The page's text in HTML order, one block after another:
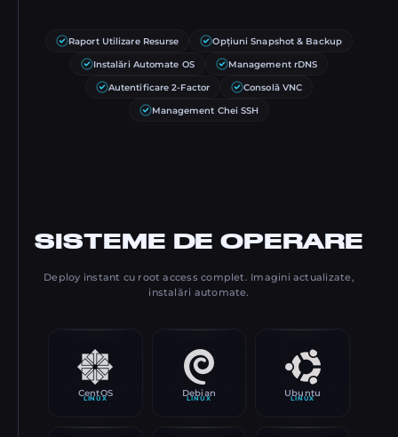
Raport Utilizare Resurse Opțiuni Snapshot & Backup
Instalări Automate OS Management rDNS
Autentificare 2-Factor Consolă VNC
Management Chei SSH
SISTEME DE OPERARE
Deploy instant cu root access complet. Imagini actualizate,
instalări automate.
CentOS
LINUX
Debian
LINUX
Ubuntu
LINUX